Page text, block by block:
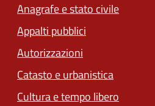
Anagrafe e stato civile
Appalti pubblici
Autorizzazioni
Catasto e urbanistica
Cultura e tempo libero